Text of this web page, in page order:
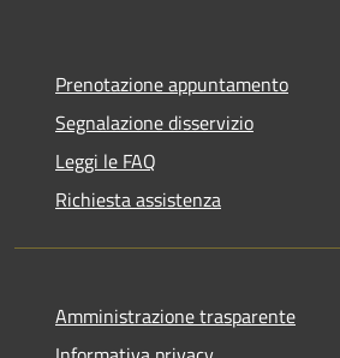
Prenotazione appuntamento
Segnalazione disservizio
Leggi le FAQ
Richiesta assistenza
Amministrazione trasparente